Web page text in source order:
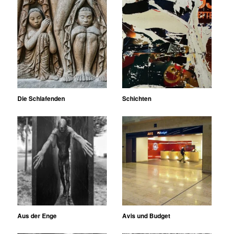
Die Schlafenden Schichten
Aus der Enge Avis und Budget